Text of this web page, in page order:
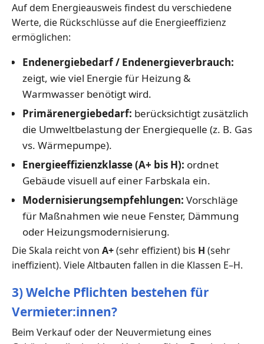
Auf dem Energieausweis findest du verschiedene
Werte, die Rückschlüsse auf die Energieeffizienz
ermöglichen:
Endenergiebedarf / Endenergieverbrauch:
zeigt, wie viel Energie für Heizung &
Warmwasser benötigt wird.
Primärenergiebedarf: berücksichtigt zusätzlich
die Umweltbelastung der Energiequelle (z. B. Gas
vs. Wärmepumpe).
Energieeffizienzklasse (A+ bis H): ordnet
Gebäude visuell auf einer Farbskala ein.
Modernisierungsempfehlungen: Vorschläge
für Maßnahmen wie neue Fenster, Dämmung
oder Heizungsmodernisierung.
Die Skala reicht von A+(sehr effizient) bis H (sehr
ineffizient). Viele Altbauten fallen in die Klassen E–H.
3) Welche Pflichten bestehen für
Vermieter:innen?
Beim Verkauf oder der Neuvermietung eines